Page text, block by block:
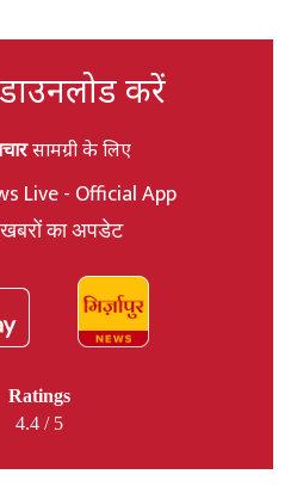
करें
सामग्री के लिए
Live - Official App
का अपडेट
Ratings
4.4 / 5